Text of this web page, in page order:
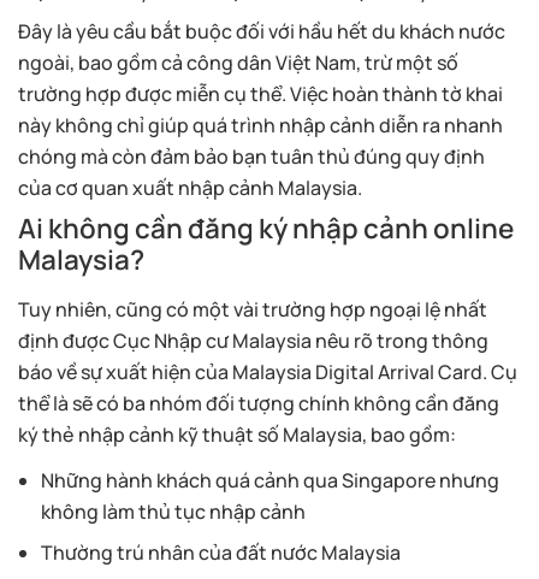
Đây là yêu cầu bắt buộc đối với hầu hết du khách nước
ngoài, bao gồm cả công dân Việt Nam, trừ một số
trường hợp được miễn cụ thể. Việc hoàn thành tờ khai
này không chỉ giúp quá trình nhập cảnh diễn ra nhanh
chóng mà còn đảm bảo bạn tuân thủ đúng quy định
của cơ quan xuất nhập cảnh Malaysia.
Ai không cần đăng ký nhập cảnh online
Malaysia?
Tuy nhiên, cũng có một vài trường hợp ngoại lệ nhất
định được Cục Nhập cư Malaysia nêu rõ trong thông
báo về sự xuất hiện của Malaysia Digital Arrival Card. Cụ
thể là sẽ có ba nhóm đối tượng chính không cần đăng
ký thẻ nhập cảnh kỹ thuật số Malaysia, bao gồm:
Những hành khách quá cảnh qua Singapore nhưng
không làm thủ tục nhập cảnh
Thường trú nhân của đất nước Malaysia